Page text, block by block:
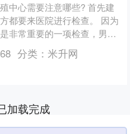
中心需要注意哪些? 首先建
都要来医院进行检查。 因为
非常重要的一项检查，男性
初诊，最好在排精后2-7天之
查。 ....
分类： 米升网
加载完成